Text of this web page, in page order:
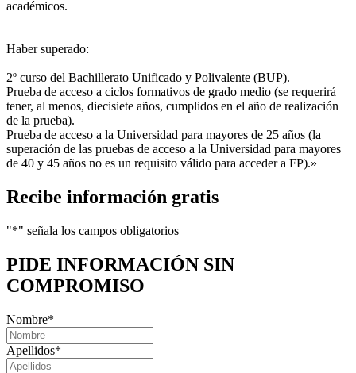
académicos.
Haber superado:
2º curso del Bachillerato Unificado y Polivalente (BUP).
Prueba de acceso a ciclos formativos de grado medio (se requerirá
tener, al menos, diecisiete años, cumplidos en el año de realización
de la prueba).
Prueba de acceso a la Universidad para mayores de 25 años (la
superación de las pruebas de acceso a la Universidad para mayores
de 40 y 45 años no es un requisito válido para acceder a FP).»
Recibe información gratis
"*" señala los campos obligatorios
PIDE INFORMACIÓN SIN
COMPROMISO
Nombre*
Apellidos*